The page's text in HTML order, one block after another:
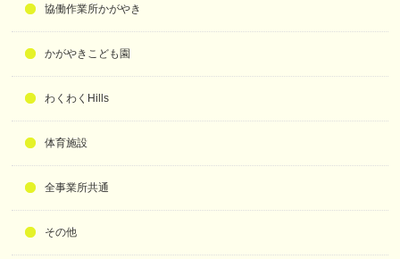
協働作業所かがやき
かがやきこども園
わくわくHills
体育施設
全事業所共通
その他